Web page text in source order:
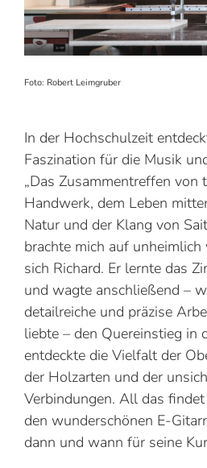
Foto: Robert Leimgruber
In der Hochschulzeit
Faszination für die Musik
„Das Zusammentreffen von
Handwerk, dem Leben
Natur und der Klang von
brachte mich auf unheimlich
sich Richard. Er lernte das
und wagte anschließend –
detailreiche und präzise
liebte – den Quereinstieg in
entdeckte die Vielfalt der
der Holzarten und der
Verbindungen. All das
den wunderschönen E-
dann und wann für seine